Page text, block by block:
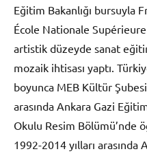
Eğitim Bakanlığı bursuyla
École Nationale
artistik düzeyde sanat
mozaik ihtisası yaptı.
boyunca MEB Kültür
arasında Ankara Gazi
Okulu Resim Bölümü’nde
1992-2014 yılları